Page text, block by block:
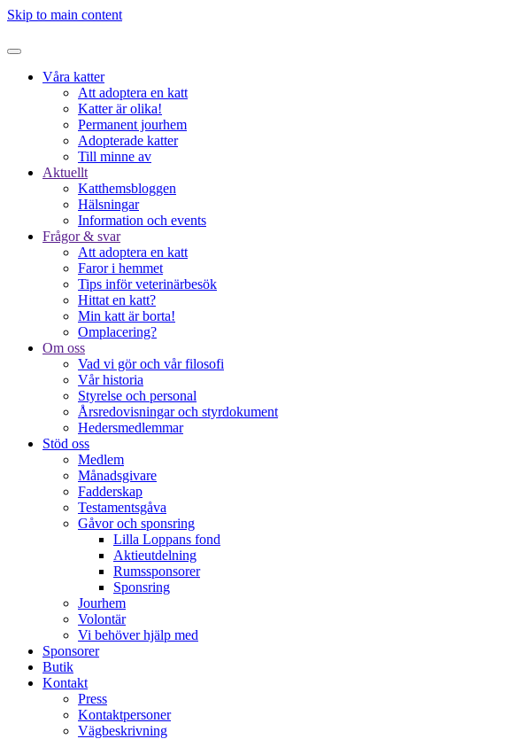
Skip to main content
Våra katter
Att adoptera en katt
Katter är olika!
Permanent jourhem
Adopterade katter
Till minne av
Aktuellt
Katthemsbloggen
Hälsningar
Information och events
Frågor & svar
Att adoptera en katt
Faror i hemmet
Tips inför veterinärbesök
Hittat en katt?
Min katt är borta!
Omplacering?
Om oss
Vad vi gör och vår filosofi
Vår historia
Styrelse och personal
Årsredovisningar och styrdokument
Hedersmedlemmar
Stöd oss
Medlem
Månadsgivare
Fadderskap
Testamentsgåva
Gåvor och sponsring
Lilla Loppans fond
Aktieutdelning
Rumssponsorer
Sponsring
Jourhem
Volontär
Vi behöver hjälp med
Sponsorer
Butik
Kontakt
Press
Kontaktpersoner
Vägbeskrivning